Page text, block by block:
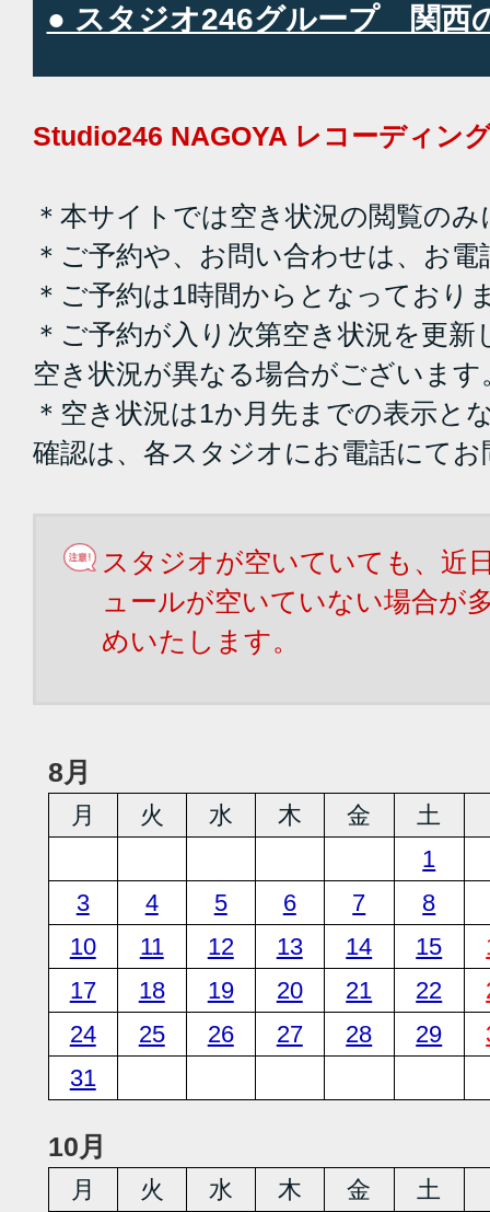
● スタジオ246グループ 関西
Studio246 NAGOYA レコーディン
＊本サイトでは空き状況の閲覧の
＊ご予約や、お問い合わせは、お
＊ご予約は1時間からとなっており
＊ご予約が入り次第空き状況を更
空き状況が異なる場合がございます
＊空き状況は1か月先までの表示と
確認は、各スタジオにお電話にて
スタジオが空いていても、近
ュールが空いていない場合が
めいたします。
8月
月 火 水 木 金 土
1
3
4 5 6 7
8
10
11 12 13 14 15
17
18 19 20 21 22
24
25 26 27 28 29
31
10月
月 火 水 木 金 土